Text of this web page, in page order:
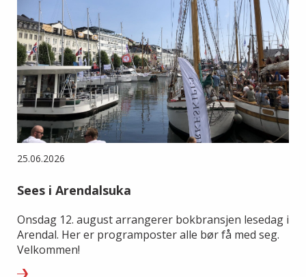
25.06.2026
Sees i Arendalsuka
Onsdag 12. august arrangerer bokbransjen lesedag i
Arendal. Her er programposter alle bør få med seg.
Velkommen!